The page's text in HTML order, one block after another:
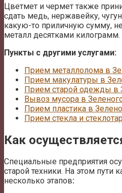
Цветмет и чермет также
сдать медь, нержавейку,
какую-то приличную сумму,
металл десятками килограмм.
Пункты с другими услугами:
Прием металлолома в
Прием макулатуры в
Прием старой одежды в
Вывоз мусора в
Прием пластика в
Прием стекла и
Как
Специальные предприятия
старой техники. На этом пути
несколько этапов: